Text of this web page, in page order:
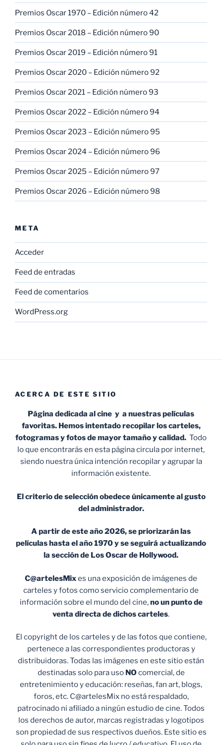
Premios Oscar 1970 – Edición número 42
Premios Oscar 2018 – Edición número 90
Premios Oscar 2019 – Edición número 91
Premios Oscar 2020 – Edición número 92
Premios Oscar 2021 – Edición número 93
Premios Oscar 2022 – Edición número 94
Premios Oscar 2023 – Edición número 95
Premios Oscar 2024 – Edición número 96
Premios Oscar 2025 – Edición número 97
Premios Oscar 2026 – Edición número 98
META
Acceder
Feed de entradas
Feed de comentarios
WordPress.org
ACERCA DE ESTE SITIO
Página dedicada al cine y a nuestras películas
favoritas. Hemos intentado recopilar los carteles,
fotogramas y fotos de mayor tamaño y calidad. Todo
lo que encontrarás en esta página circula por internet,
siendo nuestra única intención recopilar y agrupar la
información existente.
El criterio de selección obedece únicamente al gusto
del administrador.
A partir de este año 2026, se priorizarán las
películas hasta el año 1970 y se seguirá actualizando
la sección de Los Oscar de Hollywood.
C@artelesMixes una exposición de imágenes de
carteles y fotos como servicio complementario de
información sobre el mundo del cine,no un punto de
venta directa de dichos carteles.
El copyright de los carteles y de las fotos que contiene,
pertenece a las correspondientes productoras y
distribuidoras. Todas las imágenes en este sitio están
destinadas solo para uso NO comercial, de
entretenimiento y educación: reseñas, fan art, blogs,
foros, etc. C@artelesMix no está respaldado,
patrocinado ni afiliado a ningún estudio de cine. Todos
los derechos de autor, marcas registradas y logotipos
son propiedad de sus respectivos dueños. Este sitio es